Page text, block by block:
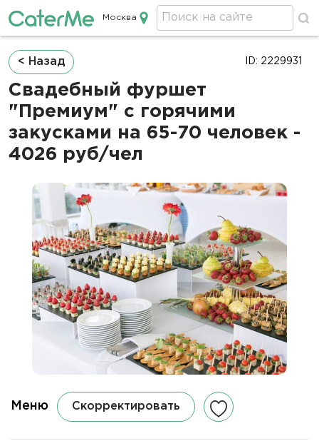
Кейтеринг в Москве
Москва
Строка
навигации
< Назад
Свадебный фуршет
"Премиум" с горячими
закусками на 65-70 человек -
4026 руб/чел
ID: 2229931
Меню Скорректировать